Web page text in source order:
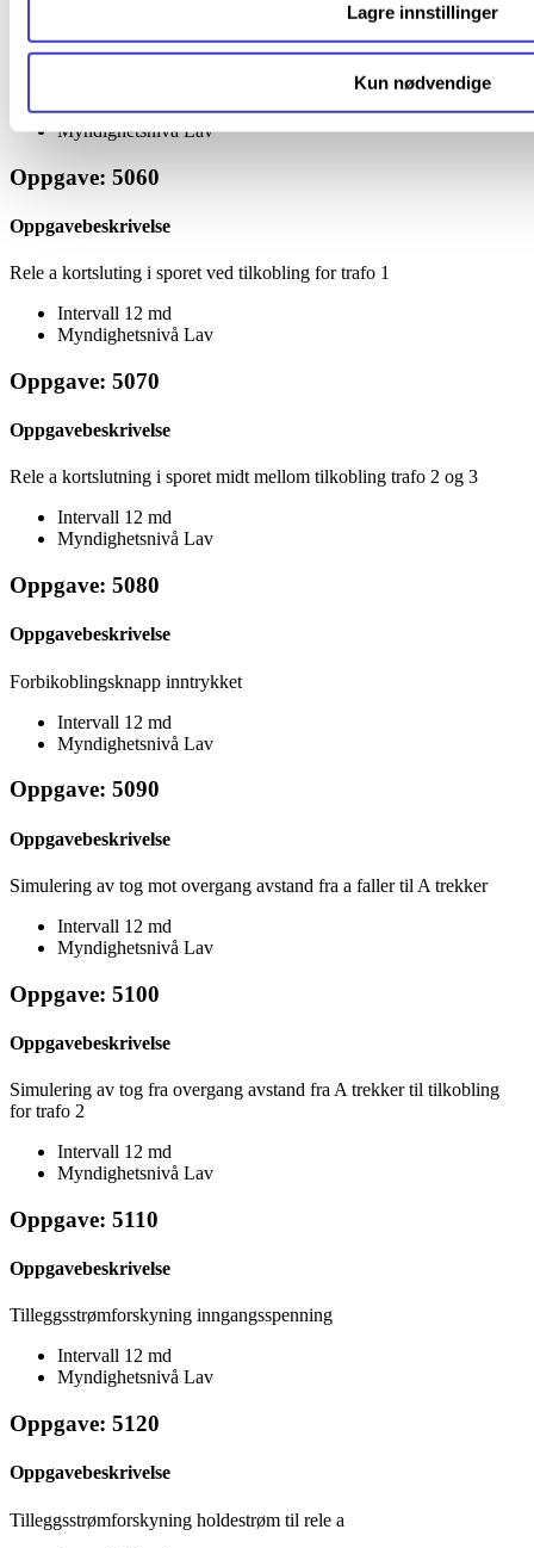
Lagre innstillinger
Kun nødvendige
Intervall12 md
MyndighetsnivåLav
Oppgave: 5060
Oppgavebeskrivelse
Rele a kortsluting i sporet ved tilkobling for trafo 1
Intervall 12 md
Myndighetsnivå Lav
Oppgave: 5070
Oppgavebeskrivelse
Rele a kortslutning i sporet midt mellom tilkobling trafo 2 og 3
Intervall 12 md
Myndighetsnivå Lav
Oppgave: 5080
Oppgavebeskrivelse
Forbikoblingsknapp inntrykket
Intervall 12 md
Myndighetsnivå Lav
Oppgave: 5090
Oppgavebeskrivelse
Simulering av tog mot overgang avstand fra a faller til A trekker
Intervall 12 md
Myndighetsnivå Lav
Oppgave: 5100
Oppgavebeskrivelse
Simulering av tog fra overgang avstand fra A trekker til tilkobling
for trafo 2
Intervall 12 md
Myndighetsnivå Lav
Oppgave: 5110
Oppgavebeskrivelse
Tilleggsstrømforskyning inngangsspenning
Intervall 12 md
Myndighetsnivå Lav
Oppgave: 5120
Oppgavebeskrivelse
Tilleggsstrømforskyning holdestrøm til rele a